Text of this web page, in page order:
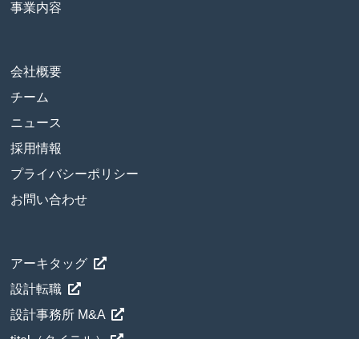
事業内容
会社概要
チーム
ニュース
採用情報
プライバシーポリシー
お問い合わせ
アーキタッグ
設計転職
設計事務所 M&A